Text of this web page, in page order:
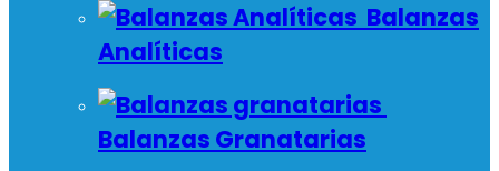
Balanzas
Analíticas
Balanzas Granatarias